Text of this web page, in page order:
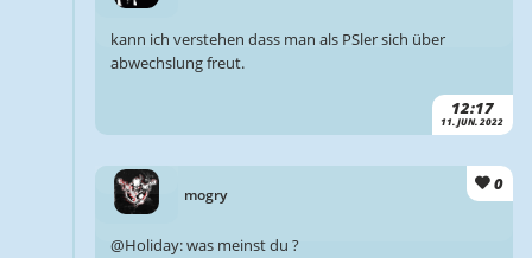
12:17
11. JUN. 2022
kann ich verstehen dass man als PSler sich über
abwechslung freut.
mogry
0
@Holiday: was meinst du ?